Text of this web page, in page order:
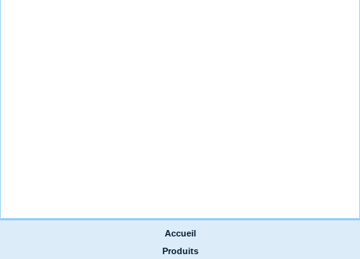
Accueil
Produits